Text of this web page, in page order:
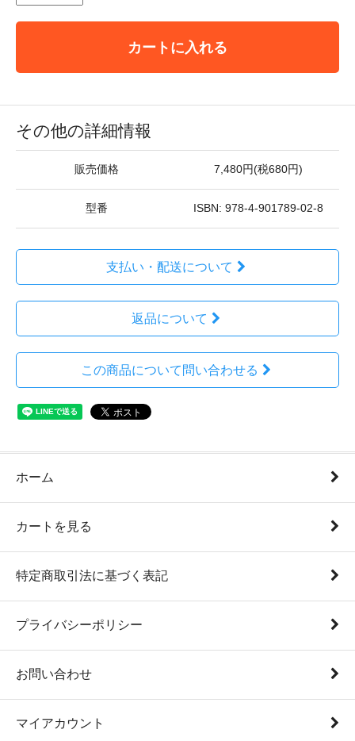
カートに入れる
その他の詳細情報
販売価格 7,480円(税680円)
型番 ISBN: 978-4-901789-02-8
支払い・配送について
返品について
この商品について問い合わせる
ホーム
カートを見る
特定商取引法に基づく表記
プライバシーポリシー
お問い合わせ
マイアカウント